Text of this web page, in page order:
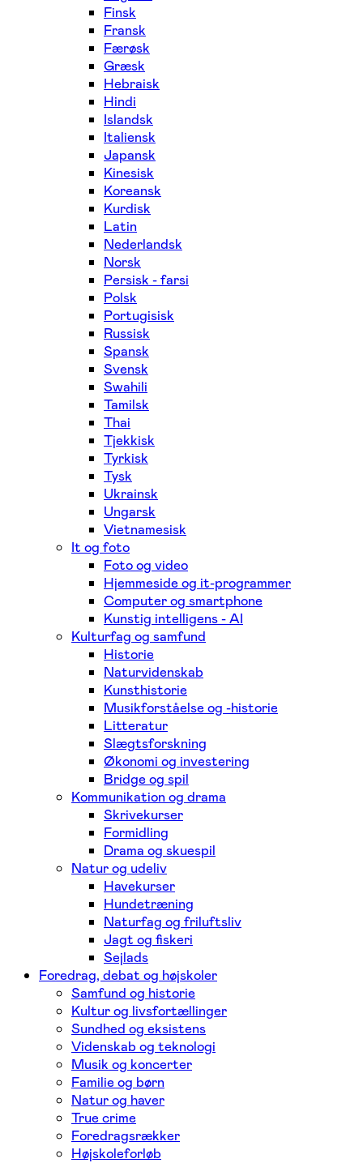
Finsk
Fransk
Færøsk
Græsk
Hebraisk
Hindi
Islandsk
Italiensk
Japansk
Kinesisk
Koreansk
Kurdisk
Latin
Nederlandsk
Norsk
Persisk - farsi
Polsk
Portugisisk
Russisk
Spansk
Svensk
Swahili
Tamilsk
Thai
Tjekkisk
Tyrkisk
Tysk
Ukrainsk
Ungarsk
Vietnamesisk
It og foto
Foto og video
Hjemmeside og it-programmer
Computer og smartphone
Kunstig intelligens - AI
Kulturfag og samfund
Historie
Naturvidenskab
Kunsthistorie
Musikforståelse og -historie
Litteratur
Slægtsforskning
Økonomi og investering
Bridge og spil
Kommunikation og drama
Skrivekurser
Formidling
Drama og skuespil
Natur og udeliv
Havekurser
Hundetræning
Naturfag og friluftsliv
Jagt og fiskeri
Sejlads
Foredrag, debat og højskoler
Samfund og historie
Kultur og livsfortællinger
Sundhed og eksistens
Videnskab og teknologi
Musik og koncerter
Familie og børn
Natur og haver
True crime
Foredragsrækker
Højskoleforløb